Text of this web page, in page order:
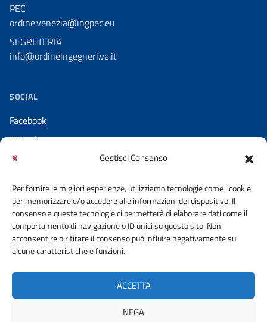
Gestisci Consenso
Per fornire le migliori esperienze, utilizziamo tecnologie come i cookie
per memorizzare e/o accedere alle informazioni del dispositivo. Il
consenso a queste tecnologie ci permetterà di elaborare dati come il
comportamento di navigazione o ID unici su questo sito. Non
acconsentire o ritirare il consenso può influire negativamente su
alcune caratteristiche e funzioni.
ACCETTA
NEGA
PEC
ordine.venezia@ingpec.eu
SEGRETERIA
info@ordineingegneri.ve.it
SOCIAL
Facebook
LinkedIn
YouTube
ACCESSO CIVICO COOKIE POLICY
PRIVACY POLICY DICHIARAZIONE DI ACCESSIBILITA’